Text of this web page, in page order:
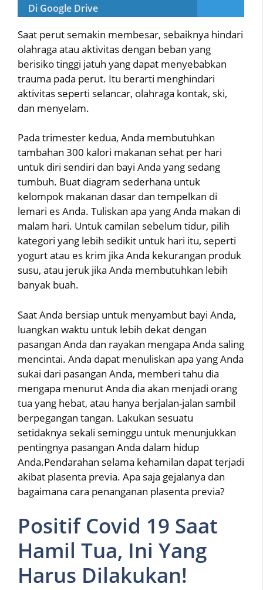
Di Google Drive
Saat perut semakin membesar, sebaiknya hindari
olahraga atau aktivitas dengan beban yang
berisiko tinggi jatuh yang dapat menyebabkan
trauma pada perut. Itu berarti menghindari
aktivitas seperti selancar, olahraga kontak, ski,
dan menyelam.
Pada trimester kedua, Anda membutuhkan
tambahan 300 kalori makanan sehat per hari
untuk diri sendiri dan bayi Anda yang sedang
tumbuh. Buat diagram sederhana untuk
kelompok makanan dasar dan tempelkan di
lemari es Anda. Tuliskan apa yang Anda makan di
malam hari. Untuk camilan sebelum tidur, pilih
kategori yang lebih sedikit untuk hari itu, seperti
yogurt atau es krim jika Anda kekurangan produk
susu, atau jeruk jika Anda membutuhkan lebih
banyak buah.
Saat Anda bersiap untuk menyambut bayi Anda,
luangkan waktu untuk lebih dekat dengan
pasangan Anda dan rayakan mengapa Anda saling
mencintai. Anda dapat menuliskan apa yang Anda
sukai dari pasangan Anda, memberi tahu dia
mengapa menurut Anda dia akan menjadi orang
tua yang hebat, atau hanya berjalan-jalan sambil
berpegangan tangan. Lakukan sesuatu
setidaknya sekali seminggu untuk menunjukkan
pentingnya pasangan Anda dalam hidup
Anda.Pendarahan selama kehamilan dapat terjadi
akibat plasenta previa. Apa saja gejalanya dan
bagaimana cara penanganan plasenta previa?
Positif Covid 19 Saat
Hamil Tua, Ini Yang
Harus Dilakukan!